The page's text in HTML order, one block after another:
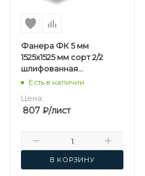
Фанера ФК 5 мм
1525х1525 мм сорт 2/2
шлифованная
березовая
Есть в наличии
Цена:
807 ₽/лист
В КОРЗИНУ